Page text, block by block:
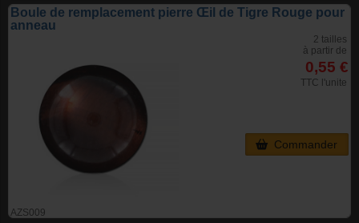
Boule de remplacement pierre Œil de Tigre Rouge pour
anneau
AZS009
2 tailles
à partir de
0,55 €
TTC l'unite
Commander